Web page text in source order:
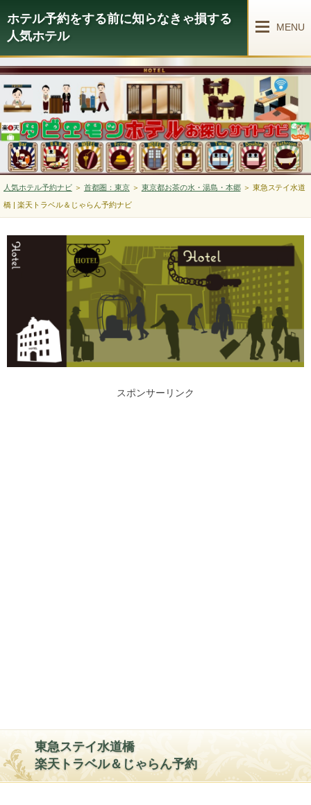
ホテル予約をする前に知らなきゃ損する
人気ホテル
MENU
人気ホテル予約ナビ＞ 首都圏：東京＞ 東京都お茶の水・湯島・本郷＞ 東急ステイ水道
橋 | 楽天トラベル＆じゃらん予約ナビ
スポンサーリンク
東急ステイ水道橋
楽天トラベル＆じゃらん予約